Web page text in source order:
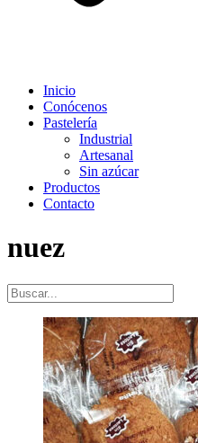
Inicio
Conócenos
Pastelería
Industrial
Artesanal
Sin azúcar
Productos
Contacto
nuez